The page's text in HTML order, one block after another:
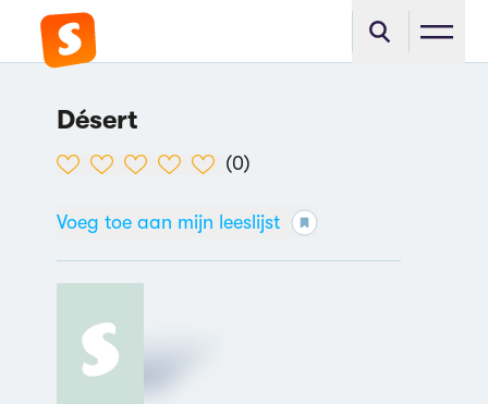
Désert
(0)
Voeg toe aan mijn leeslijst